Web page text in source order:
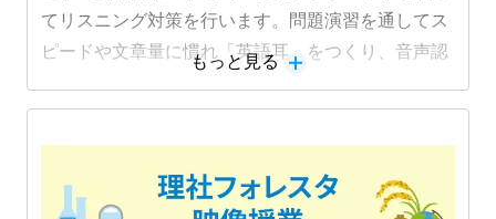
てリスニング対策を行います。問題演習を通してス
ピードや文章量に慣れ「英語耳」をつくり、音声認
つけます。
もっと見る